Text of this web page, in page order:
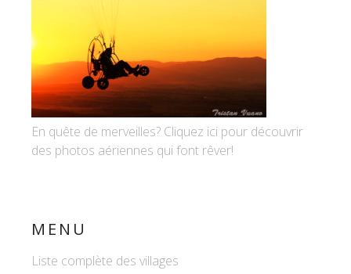
En quête de merveilles? Cliquez ici pour découvrir
des photos aériennes qui font rêver!
MENU
Liste complète des villages